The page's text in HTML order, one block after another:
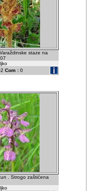
staze na
Com : 0
. Strogo zaštićena